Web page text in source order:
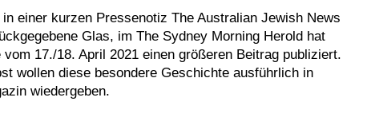
einer kurzen Pressenotiz The Australian Jewish News
Glas, im The Sydney Morning Herold hat
17./18. April 2021 einen größeren Beitrag publiziert.
wollen diese besondere Geschichte ausführlich in
wiedergeben.